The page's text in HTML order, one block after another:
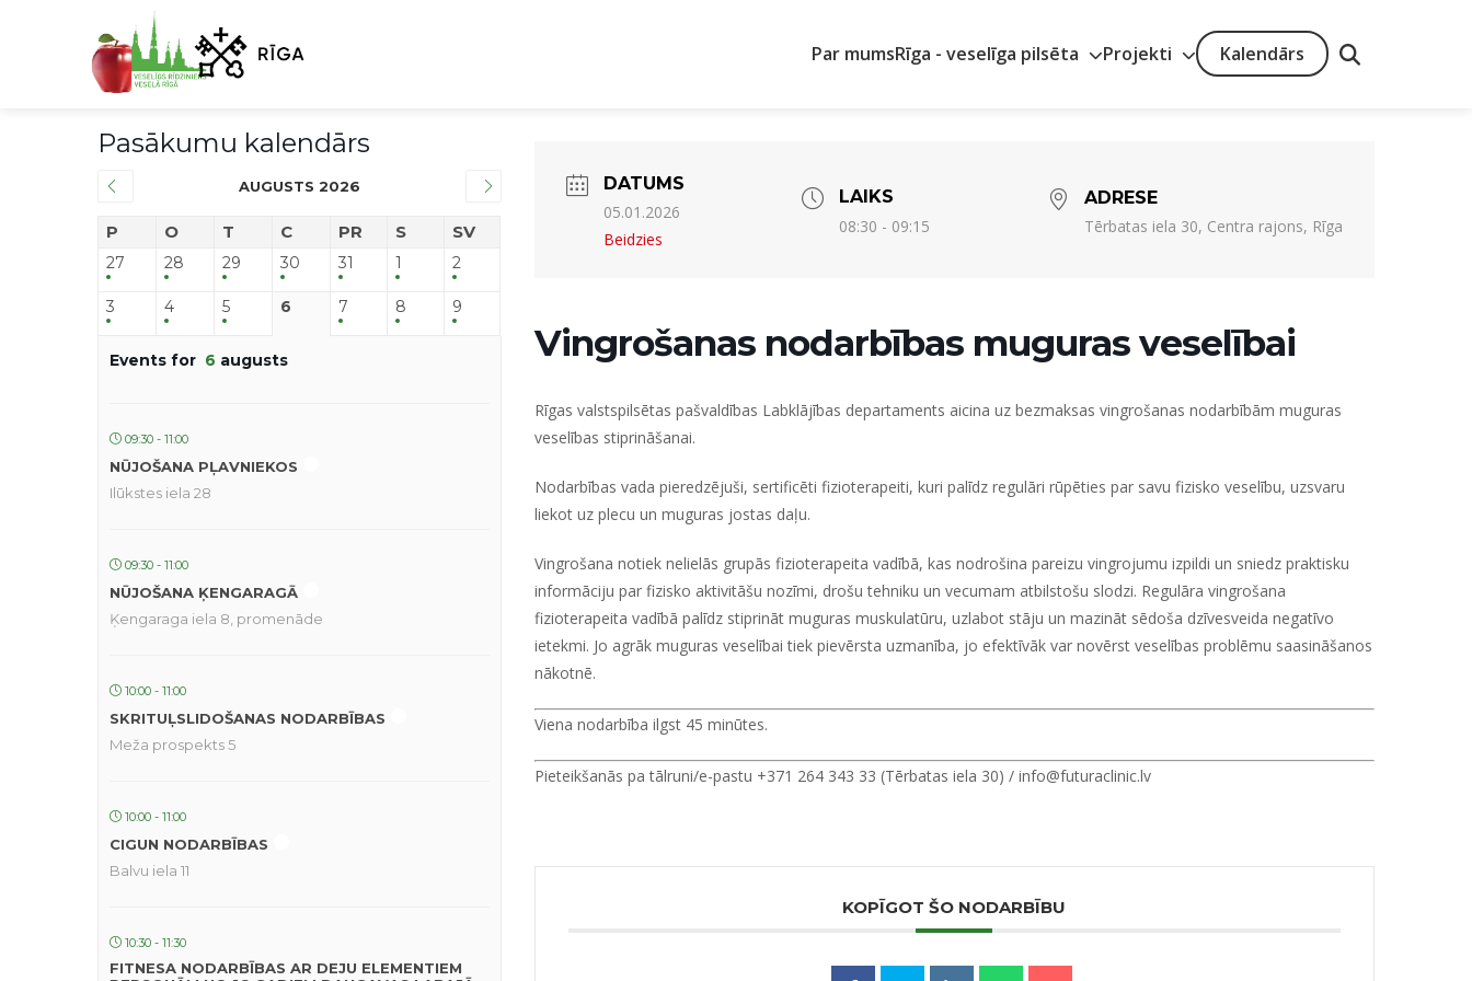
Par mumsRīga - veselīga pilsēta Projekti Kalendārs
Pasākumu kalendārs
AUGUSTS 2026
P O T C PR S SV
27 28 29 30 31 1 2
3 4 5 6 7 8 9
Events for 6 augusts
09:30 - 11:00
NŪJOŠANA PĻAVNIEKOS
Ilūkstes iela 28
09:30 - 11:00
NŪJOŠANA ĶENGARAGĀ
Ķengaraga iela 8, promenāde
10:00 - 11:00
SKRITUĻSLIDOŠANAS NODARBĪBAS
Meža prospekts 5
10:00 - 11:00
CIGUN NODARBĪBAS
Balvu iela 11
10:30 - 11:30
FITNESA NODARBĪBAS AR DEJU ELEMENTIEM
DATUMS
05.01.2026
Beidzies
LAIKS
08:30 - 09:15
ADRESE
Tērbatas iela 30, Centra rajons, Rīga
Vingrošanas nodarbības muguras veselībai
Rīgas valstspilsētas pašvaldības Labklājības departaments aicina uz bezmaksas vingrošanas nodarbībām muguras
veselības stiprināšanai.
Nodarbības vada pieredzējuši, sertificēti fizioterapeiti, kuri palīdz regulāri rūpēties par savu fizisko veselību, uzsvaru
liekot uz plecu un muguras jostas daļu.
Vingrošana notiek nelielās grupās fizioterapeita vadībā, kas nodrošina pareizu vingrojumu izpildi un sniedz praktisku
informāciju par fizisko aktivitāšu nozīmi, drošu tehniku un vecumam atbilstošu slodzi. Regulāra vingrošana
fizioterapeita vadībā palīdz stiprināt muguras muskulatūru, uzlabot stāju un mazināt sēdoša dzīvesveida negatīvo
ietekmi. Jo agrāk muguras veselībai tiek pievērsta uzmanība, jo efektīvāk var novērst veselības problēmu saasināšanos
nākotnē.
Viena nodarbība ilgst 45 minūtes.
Pieteikšanās pa tālruni/e-pastu +371 264 343 33 (Tērbatas iela 30) / info@futuraclinic.lv
KOPĪGOT ŠO NODARBĪBU